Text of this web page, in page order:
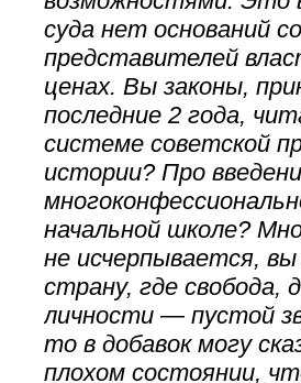
суда нет оснований
представителей
ценах. Вы законы,
последние 2 года,
системе советской
истории? Про
начальной школе?
не исчерпывается,
страну, где свобода,
личности — пустой
то в добавок могу
плохом состоянии,